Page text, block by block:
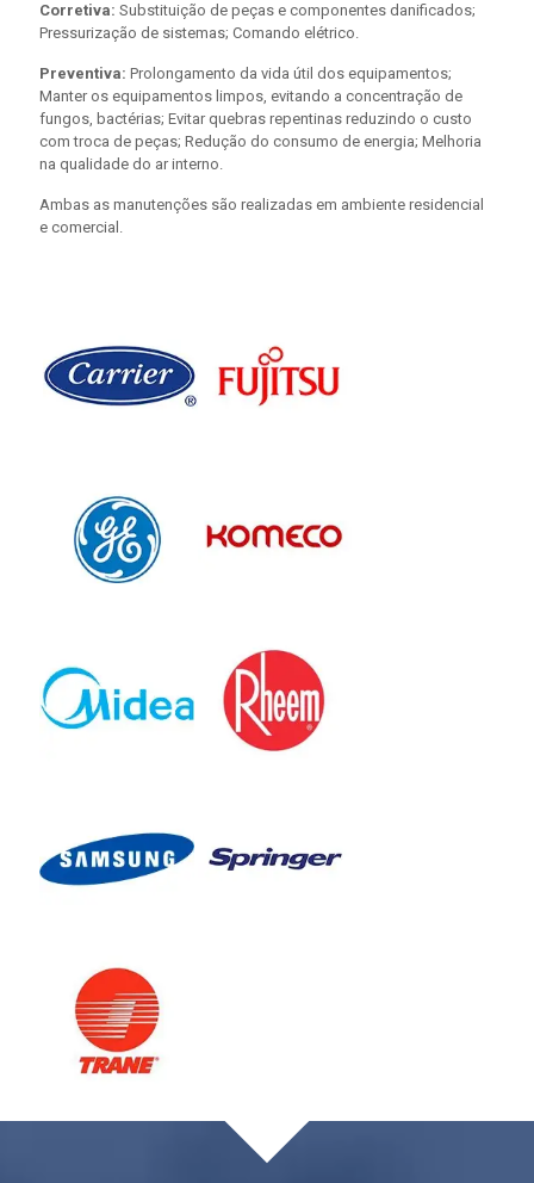
Corretiva: Substituição de peças e componentes danificados;
Pressurização de sistemas; Comando elétrico.
Preventiva: Prolongamento da vida útil dos equipamentos;
Manter os equipamentos limpos, evitando a concentração de
fungos, bactérias; Evitar quebras repentinas reduzindo o custo
com troca de peças; Redução do consumo de energia; Melhoria
na qualidade do ar interno.
Ambas as manutenções são realizadas em ambiente residencial
e comercial.